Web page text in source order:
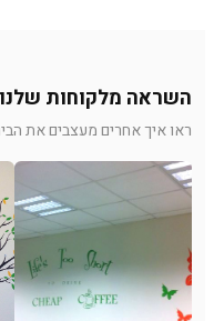
השראה מלקוחות שלנו
ראו איך אחרים מעצבים את